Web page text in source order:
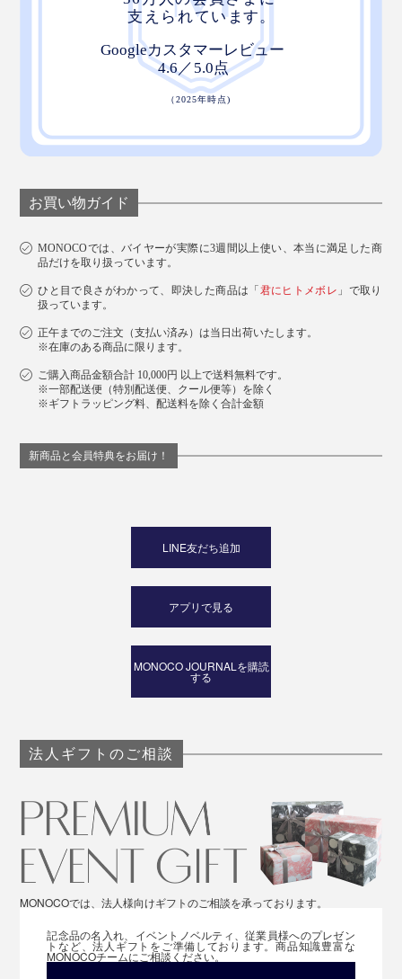
お買い物ガイド
MONOCOでは、バイヤーが実際に3週間以上使い、本当に満足した商
品だけを取り扱っています。
ひと目で良さがわかって、即決した商品は「 君にヒトメボレ 」で取り
扱っています。
正午までのご注文（支払い済み）は当日出荷いたします。
※在庫のある商品に限ります。
ご購入商品金額合計 10,000円 以上で送料無料です。
※一部配送便（特別配送便、クール便等）を除く
※ギフトラッピング料、配送料を除く合計金額
新商品と会員特典をお届け！
LINE友だち追加
アプリで見る
MONOCO JOURNALを購読
する
法人ギフトのご相談
MONOCOでは、法人様向けギフトのご相談を承っております。
記念品の名入れ、イベントノベルティ、従業員様へのプレゼン
トなど、法人ギフトをご準備しております。商品知識豊富な
MONOCOチームにご相談ください。